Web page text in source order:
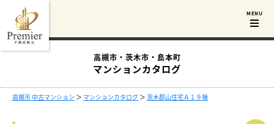
高槻市・茨木市・島本町
マンションカタログ
高槻市 中古マンション ＞ マンションカタログ ＞ 茨木郡山住宅Ａ１９棟